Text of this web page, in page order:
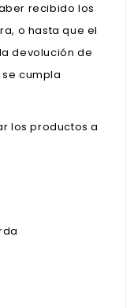
recibido los
o hasta que el
devolución de
cumpla
los productos a